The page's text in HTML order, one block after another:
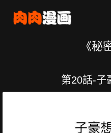
《秘
第20話-子